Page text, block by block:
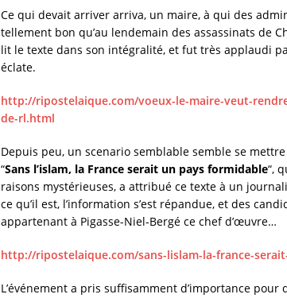
Ce qui devait arriver arriva, un maire, à qui des
tellement bon qu’au lendemain des assassinats de
lit le texte dans son intégralité, et fut très applaudi
éclate.
http://ripostelaique.com/voeux-le-maire-veut-
de-rl.html
Depuis peu, un scenario semblable semble se
“Sans l’islam, la France serait un pays formidable“,
raisons mystérieuses, a attribué ce texte à un
ce qu’il est, l’information s’est répandue, et des
appartenant à Pigasse-Niel-Bergé ce chef d’œuvre…
http://ripostelaique.com/sans-lislam-la-france-
L’événement a pris suffisamment d’importance